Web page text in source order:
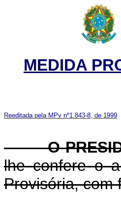
MEDIDA
Reeditada pela MPv nº1.843-8, de 1999
O
lhe confere o
Provisória, com